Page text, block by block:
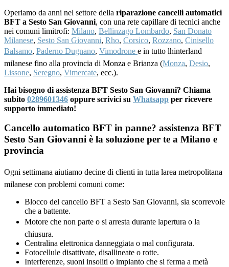
Operiamo da anni nel settore della riparazione cancelli automatici
BFT a Sesto San Giovanni, con una rete capillare di tecnici anche
nei comuni limitrofi: Milano, Bellinzago Lombardo, San Donato
Milanese, Sesto San Giovanni, Rho, Corsico, Rozzano, Cinisello
Balsamo, Paderno Dugnano, Vimodrone e in tutto lhinterland
milanese fino alla provincia di Monza e Brianza (Monza, Desio,
Lissone, Seregno, Vimercate, ecc.).
Hai bisogno di assistenza BFT Sesto San Giovanni? Chiama
subito 0289601346 oppure scrivici su Whatsapp per ricevere
supporto immediato!
Cancello automatico BFT in panne? assistenza BFT
Sesto San Giovanni è la soluzione per te a Milano e
provincia
Ogni settimana aiutiamo decine di clienti in tutta larea metropolitana
milanese con problemi comuni come:
Blocco del cancello BFT a Sesto San Giovanni, sia scorrevole
che a battente.
Motore che non parte o si arresta durante lapertura o la
chiusura.
Centralina elettronica danneggiata o mal configurata.
Fotocellule disattivate, disallineate o rotte.
Interferenze, suoni insoliti o impianto che si ferma a metà